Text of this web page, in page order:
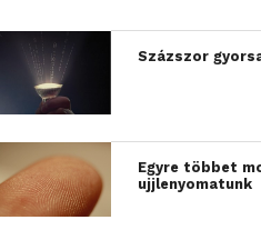
Százszor
Egyre többet
ujjlenyomatunk